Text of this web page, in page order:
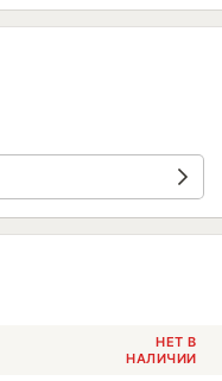
НЕТ В
НАЛИЧИИ